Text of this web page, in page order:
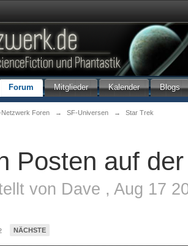
Forum Mitglieder Kalender Blogs
Netzwerk Foren → SF-Universen → Star Trek
Posten auf
von Dave , Aug 17
NÄCHSTE